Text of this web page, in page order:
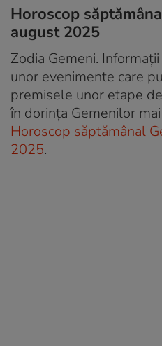
Horoscop
august 2025
Zodia Gemeni.
unor evenimente care
premisele unor etape
în dorința Gemenilor
Horoscop săptămânal
2025.